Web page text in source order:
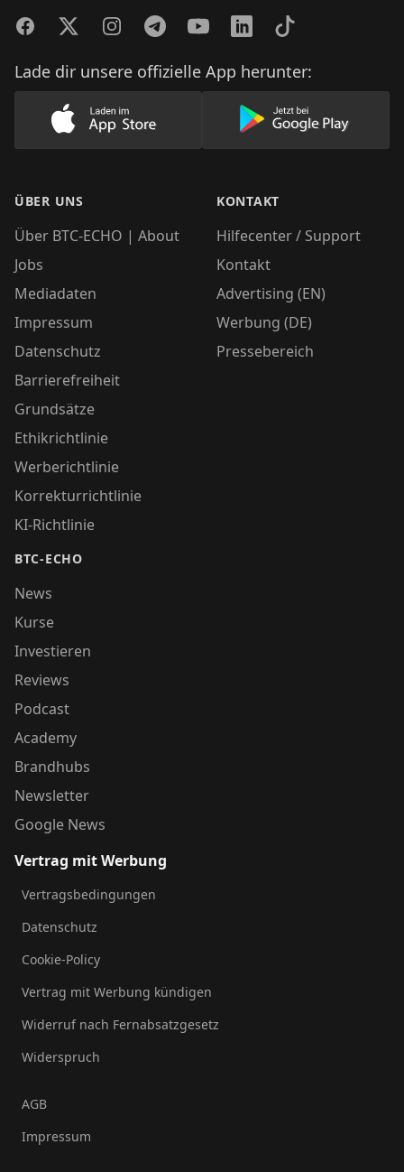
FacebookTwitterInstagramTelegramYouTubeLinkedInTikTok
Lade dir unsere offizielle App herunter:
Lade unsere App im AppStore herunter
Lade unsere
ÜBER UNS
Über BTC-ECHO | About
Jobs
Mediadaten
Impressum
Datenschutz
Barrierefreiheit
Grundsätze
Ethikrichtlinie
Werberichtlinie
Korrekturrichtlinie
KI-Richtlinie
BTC-ECHO
News
Kurse
Investieren
Reviews
Podcast
Academy
Brandhubs
Newsletter
Google News
KONTAKT
Hilfecenter / Support
Kontakt
Advertising (EN)
Werbung (DE)
Pressebereich
Vertrag mit Werbung
Vertragsbedingungen
Datenschutz
Cookie-Policy
Vertrag mit Werbung kündigen
Widerruf nach Fernabsatzgesetz
Widerspruch
AGB
Impressum